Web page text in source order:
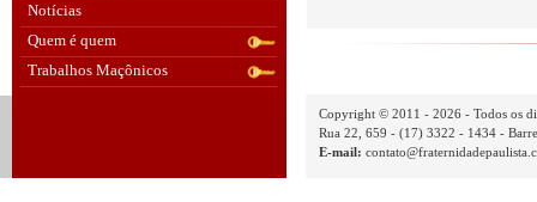
Notícias
Quem é quem
Trabalhos Maçônicos
Copyright © 2011 - 2026 - Todos os
Rua 22, 659 - (17) 3322 - 1434 -
E-mail: